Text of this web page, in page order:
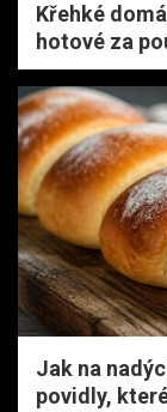
Křehké
hotové za
Jak na
povidly,